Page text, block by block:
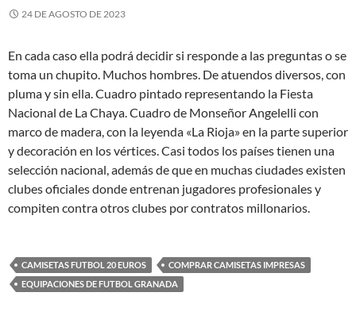
24 DE AGOSTO DE 2023
En cada caso ella podrá decidir si responde a las preguntas o se
toma un chupito. Muchos hombres. De atuendos diversos, con
pluma y sin ella. Cuadro pintado representando la Fiesta
Nacional de La Chaya. Cuadro de Monseñor Angelelli con
marco de madera, con la leyenda «La Rioja» en la parte superior
y decoración en los vértices. Casi todos los países tienen una
selección nacional, además de que en muchas ciudades existen
clubes oficiales donde entrenan jugadores profesionales y
compiten contra otros clubes por contratos millonarios.
CAMISETAS FUTBOL 20 EUROS
COMPRAR CAMISETAS IMPRESAS
EQUIPACIONES DE FUTBOL GRANADA